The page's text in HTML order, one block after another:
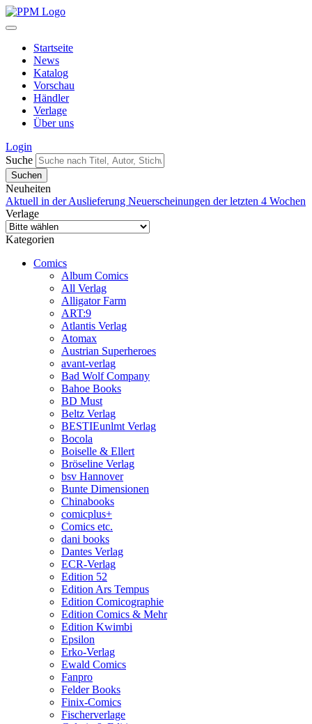
Startseite
News
Katalog
Vorschau
Händler
Verlage
Über uns
Login
Suche
Neuheiten
Aktuell in der Auslieferung Neuerscheinungen der letzten 4 Wochen
Verlage
Kategorien
Comics
Album Comics
All Verlag
Alligator Farm
ART:9
Atlantis Verlag
Atomax
Austrian Superheroes
avant-verlag
Bad Wolf Company
Bahoe Books
BD Must
Beltz Verlag
BESTIEunlmt Verlag
Bocola
Boiselle & Ellert
Bröseline Verlag
bsv Hannover
Bunte Dimensionen
Chinabooks
comicplus+
Comics etc.
dani books
Dantes Verlag
ECR-Verlag
Edition 52
Edition Ars Tempus
Edition Comicographie
Edition Comics & Mehr
Edition Kwimbi
Epsilon
Erko-Verlag
Ewald Comics
Fanpro
Felder Books
Finix-Comics
Fischerverlage